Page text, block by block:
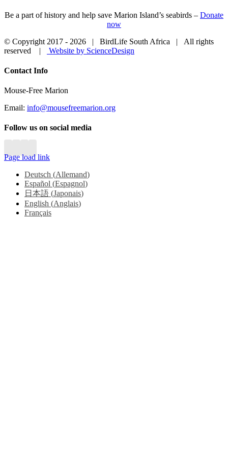
Be a part of history and help save Marion Island’s seabirds – Donate
now
© Copyright 2017 - 2026 | BirdLife South Africa | All rights
reserved |
Website by ScienceDesign
Close
Bar
Contact Info
Mouse-Free Marion
Email: info@mousefreemarion.org
Follow us on social media
Page load link
Deutsch (Allemand)
Español (Espagnol)
日本語 (Japonais)
English (Anglais)
Français